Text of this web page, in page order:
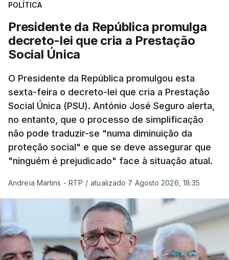
POLÍTICA
Presidente da República promulga
decreto-lei que cria a Prestação
Social Única
O Presidente da República promulgou esta
sexta-feira o decreto-lei que cria a Prestação
Social Única (PSU). António José Seguro alerta,
no entanto, que o processo de simplificação
não pode traduzir-se "numa diminuição da
proteção social" e que se deve assegurar que
"ninguém é prejudicado" face à situação atual.
Andreia Martins - RTP / atualizado 7 Agosto 2026, 18:35